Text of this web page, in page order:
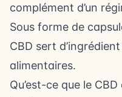
complément d’un
Sous forme de
CBD sert
alimentaires.
Qu’est-ce que le